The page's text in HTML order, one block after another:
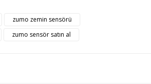
ürüne ilk yorumu siz yapın!
resim, ürün açıklamalarında ve diğer
gördüğünüz noktaları öneri formunu
iletebilirsiniz.
için teşekkür ederiz.
zumo zemin sensörü
zumo sensör satın al